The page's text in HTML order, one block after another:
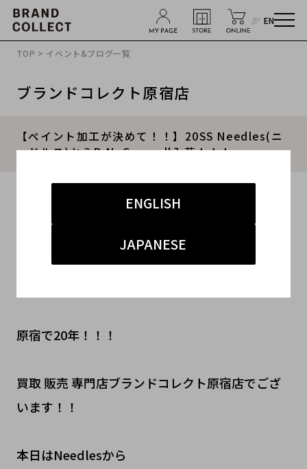
JP EN
ENGLISH
JAPANESE
TOP > イベント&ブログ一覧
ブランドコレクト原宿店
【ペイント加工が決めて！！】20SS Needles(ニ
ードルス)からD.N. Coverall入荷！！！
#Needles
#ブランドコレクト原宿店
#原宿 青山 表参道
原宿で20年！！！
買取 販売 専門店ブランドコレクト原宿店でござ
います！！
本日はNeedlesから